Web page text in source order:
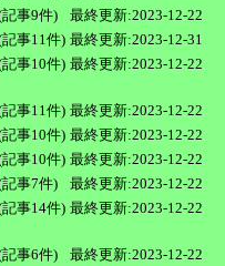
記事9件)
最終更新:2023-12-22
記事11件) 最終更新:2023-12-31
記事10件) 最終更新:2023-12-22
記事11件) 最終更新:2023-12-22
記事10件) 最終更新:2023-12-22
記事10件) 最終更新:2023-12-22
記事7件)
最終更新:2023-12-22
記事14件) 最終更新:2023-12-22
記事6件)
最終更新:2023-12-22